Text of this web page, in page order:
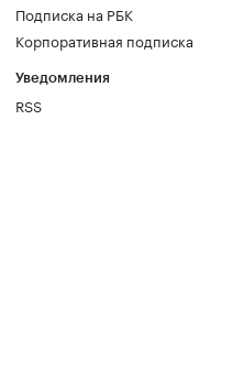
Подписка на РБК
Корпоративная подписка
Уведомления
RSS